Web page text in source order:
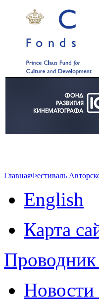
ГлавнаяФестиваль
English
Карта
Проводник
Новости